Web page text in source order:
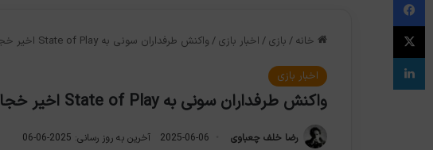
خانه / بازی / اخبار بازی / واکنش طرفداران سونی به State of Play اخیر خجالت‌آور بود
اخبار بازی
واکنش طرفداران سونی به State of Play اخیر خجالت‌آور بود
رضا خلف چعباوی 2025-06-06 آخرین به روز رسانی: 2025-06-06
X
لینکدین